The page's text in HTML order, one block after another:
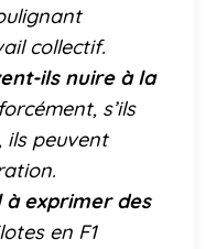
collectif.
ils nuire à la
s’ils
peuvent
à exprimer des
en F1